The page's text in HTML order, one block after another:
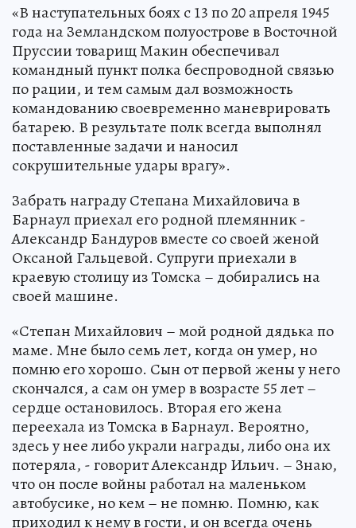
«В наступательных боях с 13 по 20 апреля 1945
года на Земландском полуострове в Восточной
Пруссии товарищ Макин обеспечивал
командный пункт полка беспроводной связью
по рации, и тем самым дал возможность
командованию своевременно маневрировать
батарею. В результате полк всегда выполнял
поставленные задачи и наносил
сокрушительные удары врагу».
Забрать награду Степана Михайловича в
Барнаул приехал его родной племянник -
Александр Бандуров вместе со своей женой
Оксаной Гальцевой. Супруги приехали в
краевую столицу из Томска – добирались на
своей машине.
«Степан Михайлович – мой родной дядька по
маме. Мне было семь лет, когда он умер, но
помню его хорошо. Сын от первой жены у него
скончался, а сам он умер в возрасте 55 лет –
сердце остановилось. Вторая его жена
переехала из Томска в Барнаул. Вероятно,
здесь у нее либо украли награды, либо она их
потеряла, - говорит Александр Ильич. – Знаю,
что он после войны работал на маленьком
автобусике, но кем – не помню. Помню, как
приходил к нему в гости, и он всегда очень